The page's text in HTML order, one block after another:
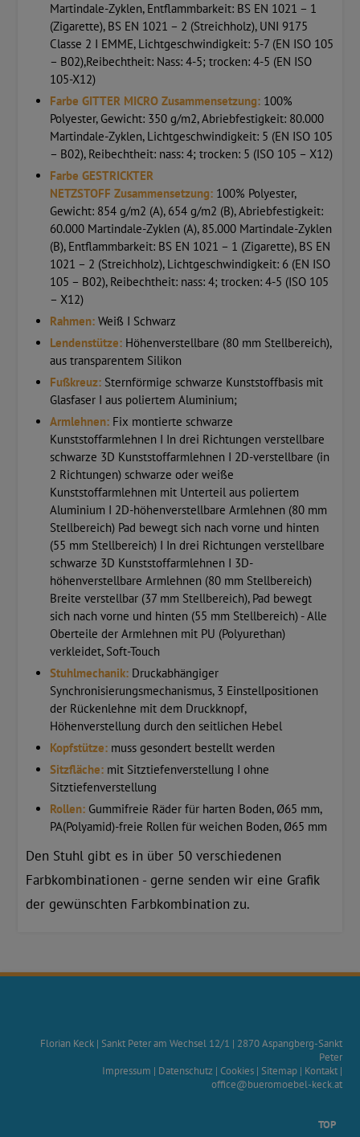
Martindale-Zyklen, Entflammbarkeit: BS EN 1021 – 1
(Zigarette), BS EN 1021 – 2 (Streichholz), UNI 9175
Classe 2 I EMME, Lichtgeschwindigkeit: 5-7 (EN ISO 105
– B02),Reibechtheit: Nass: 4-5; trocken: 4-5 (EN ISO
105-X12)
Farbe GITTER MICRO Zusammensetzung: 100%
Polyester, Gewicht: 350 g/m2, Abriebfestigkeit: 80.000
Martindale-Zyklen, Lichtgeschwindigkeit: 5 (EN ISO 105
– B02), Reibechtheit: nass: 4; trocken: 5 (ISO 105 – X12)
Farbe GESTRICKTER
NETZSTOFF Zusammensetzung: 100% Polyester,
Gewicht: 854 g/m2 (A), 654 g/m2 (B), Abriebfestigkeit:
60.000 Martindale-Zyklen (A), 85.000 Martindale-Zyklen
(B), Entflammbarkeit: BS EN 1021 – 1 (Zigarette), BS EN
1021 – 2 (Streichholz), Lichtgeschwindigkeit: 6 (EN ISO
105 – B02), Reibechtheit: nass: 4; trocken: 4-5 (ISO 105
– X12)
Rahmen: Weiß I Schwarz
Lendenstütze: Höhenverstellbare (80 mm Stellbereich),
aus transparentem Silikon
Fußkreuz: Sternförmige schwarze Kunststoffbasis mit
Glasfaser I aus poliertem Aluminium;
Armlehnen: Fix montierte schwarze
Kunststoffarmlehnen I In drei Richtungen verstellbare
schwarze 3D Kunststoffarmlehnen I 2D-verstellbare (in
2 Richtungen) schwarze oder weiße
Kunststoffarmlehnen mit Unterteil aus poliertem
Aluminium I 2D-höhenverstellbare Armlehnen (80 mm
Stellbereich) Pad bewegt sich nach vorne und hinten
(55 mm Stellbereich) I In drei Richtungen verstellbare
schwarze 3D Kunststoffarmlehnen I 3D-
höhenverstellbare Armlehnen (80 mm Stellbereich)
Breite verstellbar (37 mm Stellbereich), Pad bewegt
sich nach vorne und hinten (55 mm Stellbereich) - Alle
Oberteile der Armlehnen mit PU (Polyurethan)
verkleidet, Soft-Touch
Stuhlmechanik: Druckabhängiger
Synchronisierungsmechanismus, 3 Einstellpositionen
der Rückenlehne mit dem Druckknopf,
Höhenverstellung durch den seitlichen Hebel
Kopfstütze: muss gesondert bestellt werden
Sitzfläche: mit Sitztiefenverstellung I ohne
Sitztiefenverstellung
Rollen: Gummifreie Räder für harten Boden, Ø65 mm,
PA(Polyamid)-freie Rollen für weichen Boden, Ø65 mm
Den Stuhl gibt es in über 50 verschiedenen
Farbkombinationen - gerne senden wir eine Grafik
der gewünschten Farbkombination zu.
Florian Keck| Sankt Peter am Wechsel 12/1 | 2870 Aspangberg-Sankt
Peter
Impressum | Datenschutz | Cookies| Sitemap| Kontakt|
office@bueromoebel-keck.at
TOP